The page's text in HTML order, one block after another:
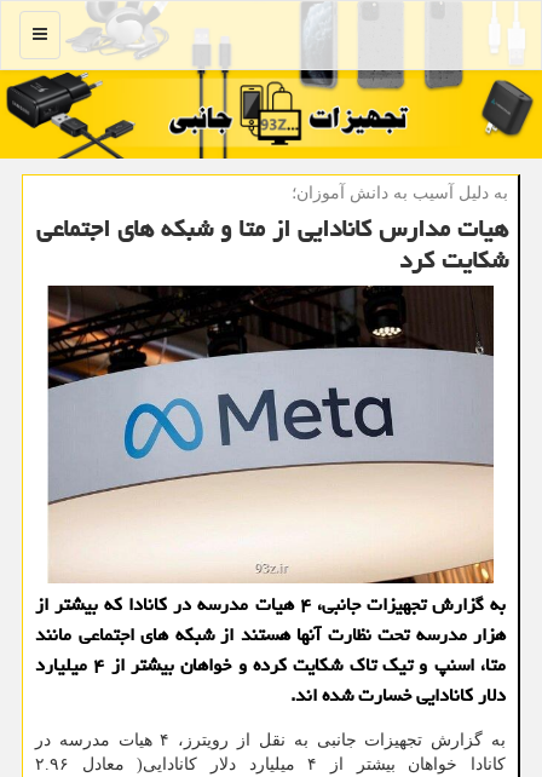
منو
به دلیل آسیب به دانش آموزان؛
هیات مدارس کانادایی از متا و شبکه های اجتماعی
شکایت کرد
به گزارش تجهیزات جانبی، ۴ هیات مدرسه در کانادا که بیشتر از
هزار مدرسه تحت نظارت آنها هستند از شبکه های اجتماعی مانند
متا، اسنپ و تیک تاک شکایت کرده و خواهان بیشتر از ۴ میلیارد
دلار کانادایی خسارت شده اند.
به گزارش تجهیزات جانبی به نقل از رویترز، ۴ هیات مدرسه در
کانادا خواهان بیشتر از ۴ میلیارد دلار کانادایی( معادل ۲.۹۶